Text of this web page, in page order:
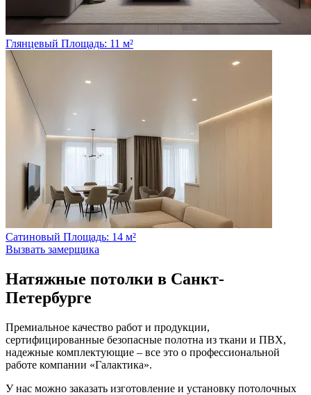
Глянцевый Площадь: 11 м²
Сатиновый Площадь: 14 м²
Вызвать замерщика
Натяжные потолки в Санкт-
Петербурге
Премиальное качество работ и продукции,
сертифицированные безопасные полотна из ткани и ПВХ,
надежные комплектующие – все это о профессиональной
работе компании «Галактика».
У нас можно заказать изготовление и установку потолочных